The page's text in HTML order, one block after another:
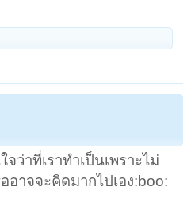
าที่เราทำเป็นเพราะไม่
อาจจะคิดมากไปเอง:boo: